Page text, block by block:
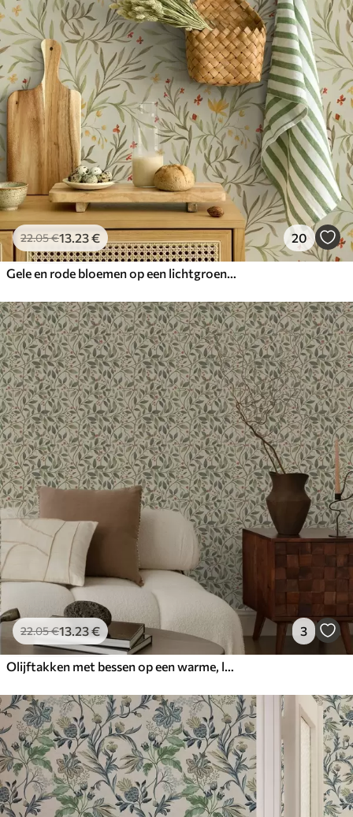
22.05€13.23€ 20
Gele en rode bloemen op een lichtgroene achtergrond
22.05€13.23€ 3
Olijftakken met bessen op een warme, lichte achtergrond